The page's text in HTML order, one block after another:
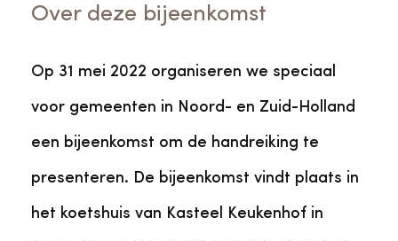
Over deze bijeenkomst
Op 31 mei 2022 organiseren we speciaal
voor gemeenten in Noord- en Zuid-Holland
een bijeenkomst om de handreiking te
presenteren. De bijeenkomst vindt plaats in
het koetshuis van Kasteel Keukenhof in